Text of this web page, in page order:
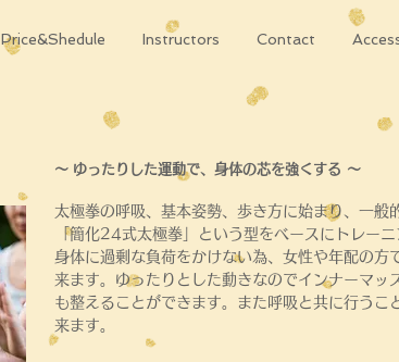
Price&Shedule Instructors Contact
〜 ゆったりした運動で、身体の芯を強くする 〜
太極拳の呼吸、基本姿勢、歩き方に始まり、一般
「簡化24式太極拳」という型をベースにトレーニ
身体に過剰な負荷をかけない為、女性や年配の方
来ます。ゆったりとした動きなのでインナーマッ
も整えることができます。また呼吸と共に行うこ
来ます。